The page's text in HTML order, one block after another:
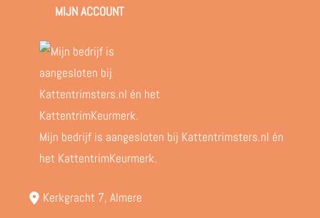
MIJN ACCOUNT
Mijn bedrijf is aangesloten bij Kattentrimsters.nl én
het KattentrimKeurmerk.
Kerkgracht 7, Almere